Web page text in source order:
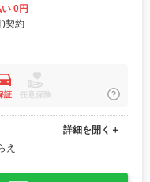
0円
)契約
証 任意保険
え
詳細を開く＋